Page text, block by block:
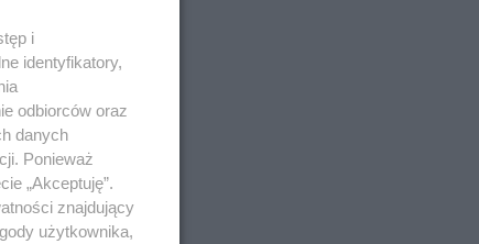
i
identyfikatory,
odbiorców oraz
danych
Ponieważ
„Akceptuję”.
znajdujący
użytkownika,